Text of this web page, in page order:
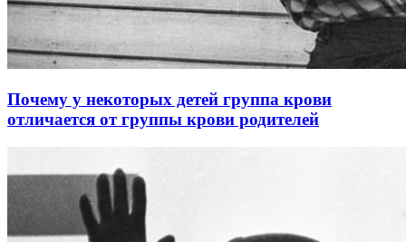
Почему у некоторых детей группа крови
отличается от группы крови родителей